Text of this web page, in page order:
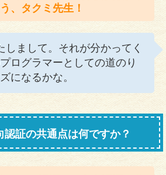
、タクミ先生！
しまして。それが分かってく
ログラマーとしての道のり
になるかな。
証の共通点は何ですか？